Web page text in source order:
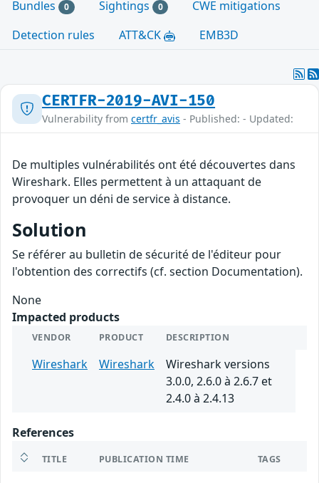
Bundles 0 Sightings 0
CWE mitigations
Detection rules
ATT&CK EMB3D
CERTFR-2019-AVI-150
Vulnerability from certfr_avis - Published: - Updated:
De multiples vulnérabilités ont été découvertes dans
Wireshark. Elles permettent à un attaquant de
provoquer un déni de service à distance.
Solution
Se référer au bulletin de sécurité de l'éditeur pour
l'obtention des correctifs (cf. section Documentation).
None
Impacted products
VENDOR PRODUCT DESCRIPTION
Wireshark Wireshark
Wireshark versions
3.0.0, 2.6.0 à 2.6.7 et
2.4.0 à 2.4.13
References
TITLE PUBLICATION TIME TAGS